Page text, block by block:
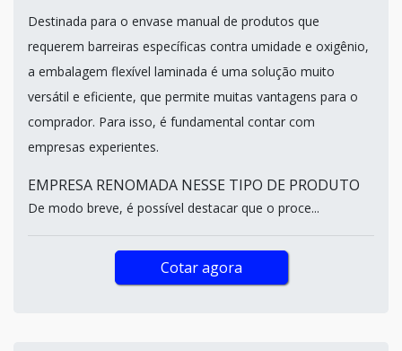
Destinada para o envase manual de produtos que
requerem barreiras específicas contra umidade e oxigênio,
a embalagem flexível laminada é uma solução muito
versátil e eficiente, que permite muitas vantagens para o
comprador. Para isso, é fundamental contar com
empresas experientes.
EMPRESA RENOMADA NESSE TIPO DE PRODUTO
De modo breve, é possível destacar que o proce...
Cotar agora